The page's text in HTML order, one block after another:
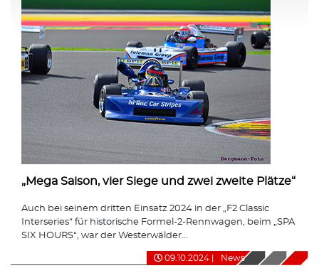
„Mega Saison, vier Siege und zwei zweite Plätze“
Auch bei seinem dritten Einsatz 2024 in der „F2 Classic
Interseries“ für historische Formel-2-Rennwagen, beim „SPA
SIX HOURS“, war der Westerwälder...
09.10.2024 News